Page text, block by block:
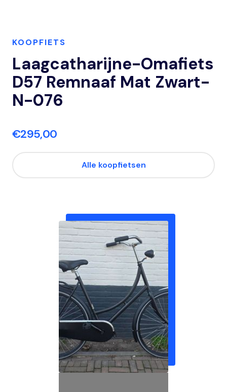
KOOPFIETS
Laagcatharijne-Omafiets
D57 Remnaaf Mat Zwart-
N-076
€295,00
Alle koopfietsen